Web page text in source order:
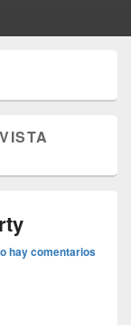
VISTA
hay comentarios